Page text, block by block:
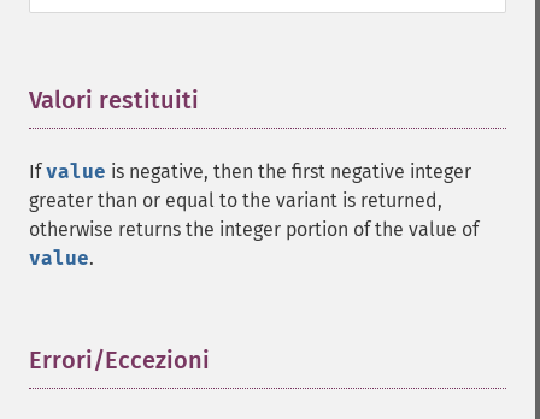
Valori restituiti
Ifvalue is negative, then the first negative integer
greater than or equal to the variant is returned,
otherwise returns the integer portion of the value of
value.
Errori/Eccezioni